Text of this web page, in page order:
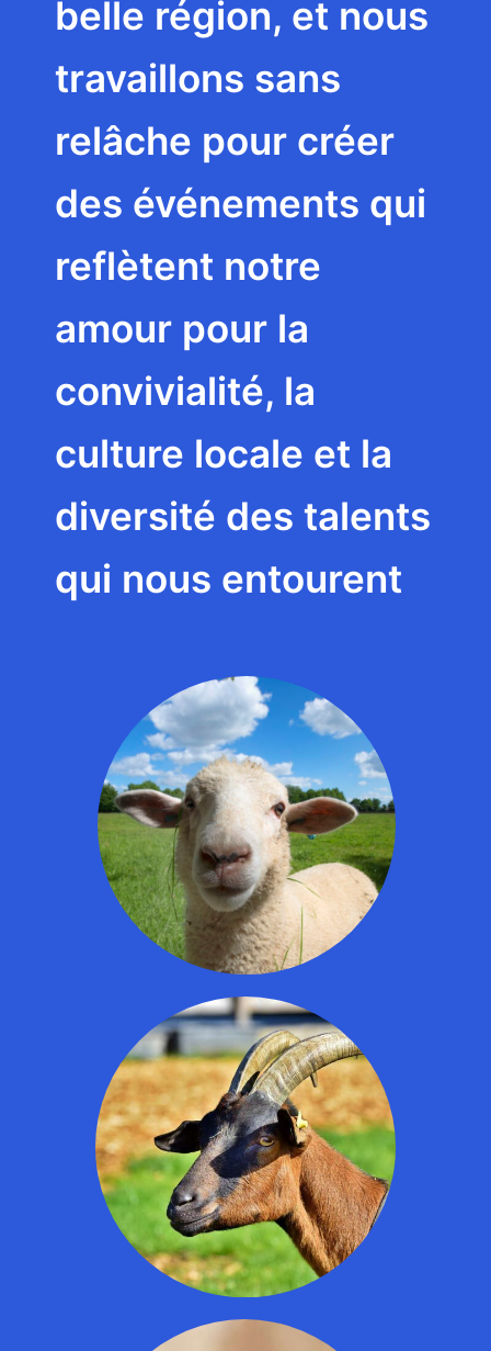
belle région, et nous
travaillons sans
relâche pour créer
des événements qui
reflètent notre
amour pour la
convivialité, la
culture locale et la
diversité des talents
qui nous entourent